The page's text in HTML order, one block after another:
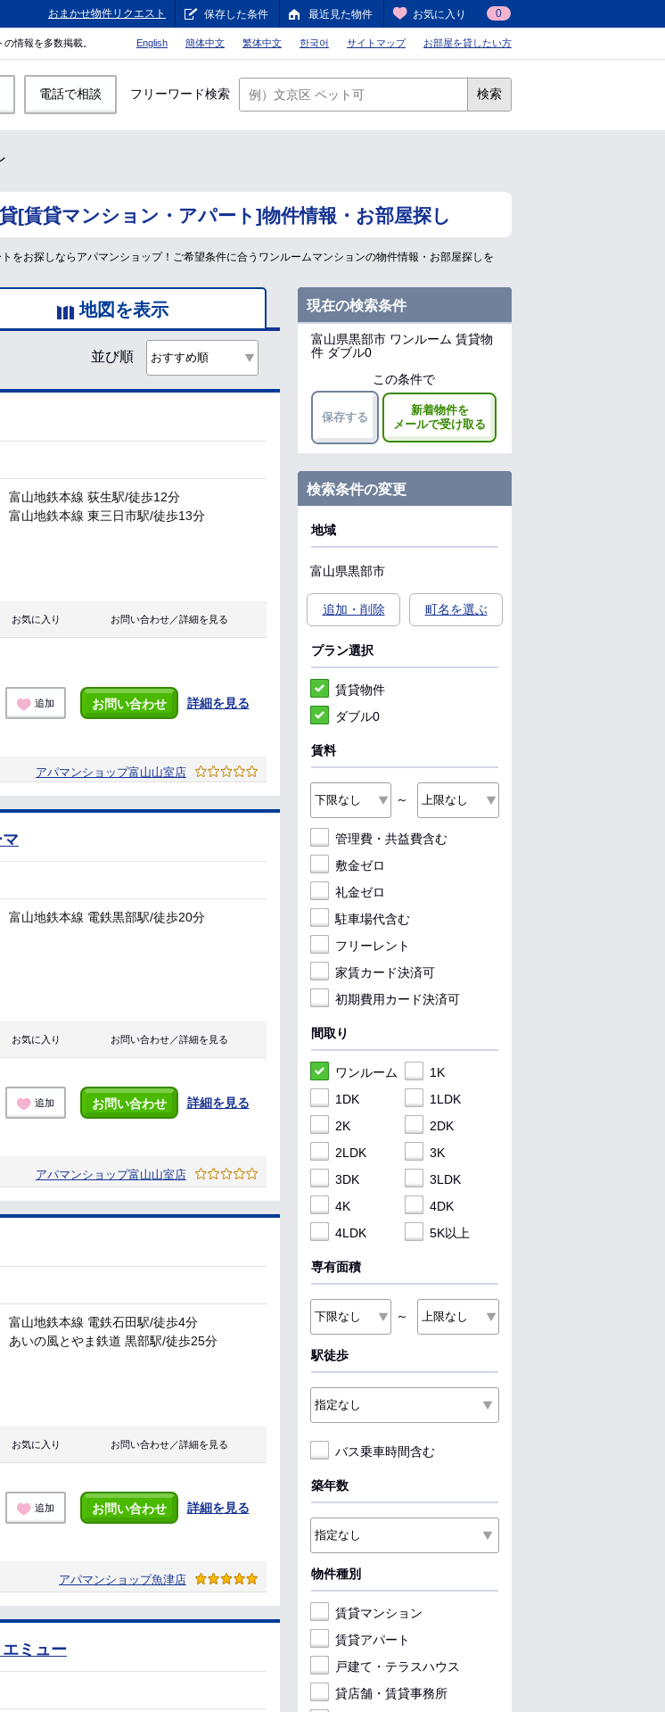
おまかせ物件リクエスト 保存した条件 最近見た物件 お気に入り 0
情報を多数掲載。 English 簡体中文 繁体中文 한국어 サイトマップ お部屋を貸したい方
電話で相談 フリーワード検索 検索
[賃貸マンション・アパート]物件情報・お部屋探し
をお探しならアパマンショップ！ご希望条件に合うワンルームマンションの物件情報・お部屋探しを
地図を表示
並び順
富山地鉄本線 荻生駅/徒歩12分
富山地鉄本線 東三日市駅/徒歩13分
お気に入り お問い合わせ／詳細を見る
追加 お問い合わせ 詳細を見る
アパマンショップ富山山室店
富山地鉄本線 電鉄黒部駅/徒歩20分
お気に入り お問い合わせ／詳細を見る
追加 お問い合わせ 詳細を見る
アパマンショップ富山山室店
富山地鉄本線 電鉄石田駅/徒歩4分
あいの風とやま鉄道 黒部駅/徒歩25分
お気に入り お問い合わせ／詳細を見る
追加 お問い合わせ 詳細を見る
アパマンショップ魚津店
ミュー
現在の検索条件
富山県黒部市 ワンルーム 賃貸物
件 ダブル0
この条件で
保存する
新着物件を
メールで受け取る
検索条件の変更
地域
富山県黒部市
追加・削除 町名を選ぶ
プラン選択
賃貸物件
ダブル0
賃料
～
管理費・共益費含む
敷金ゼロ
礼金ゼロ
駐車場代含む
フリーレント
家賃カード決済可
初期費用カード決済可
間取り
ワンルーム
1K
1DK
1LDK
2K
2DK
2LDK
3K
3DK
3LDK
4K
4DK
4LDK
5K以上
専有面積
～
駅徒歩
バス乗車時間含む
築年数
物件種別
賃貸マンション
賃貸アパート
戸建て・テラスハウス
貸店舗・賃貸事務所